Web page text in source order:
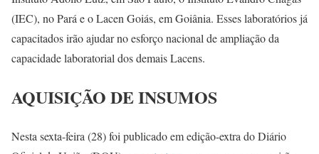
(IEC), no Pará e o Lacen Goiás, em Goiânia. Esses laboratórios já
capacitados irão ajudar no esforço nacional de ampliação da
capacidade laboratorial dos demais Lacens.
AQUISIÇÃO DE INSUMOS
Nesta sexta-feira (28) foi publicado em edição-extra do Diário